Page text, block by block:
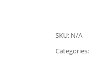
SKU: N/A
Categories: